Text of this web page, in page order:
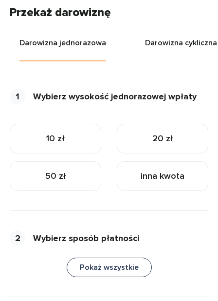
Przekaż darowiznę
Darowizna jednorazowa Darowizna cykliczna
1 Wybierz wysokość jednorazowej wpłaty
10 zł 20 zł
50 zł inna kwota
2 Wybierz sposób płatności
Pokaż wszystkie